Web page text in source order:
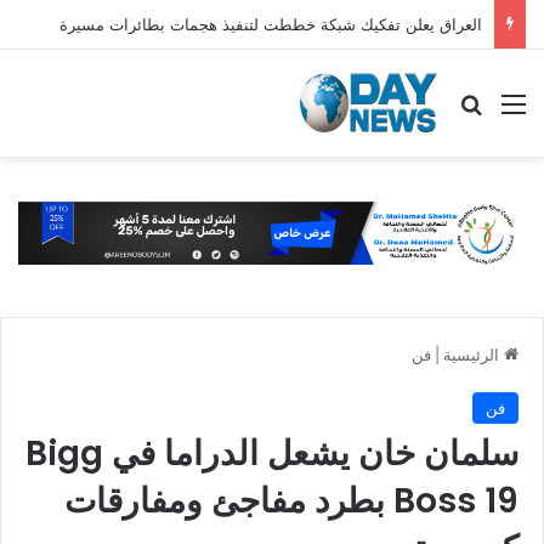
العراق يعلن تفكيك شبكة خططت لتنفيذ هجمات بطائرات مسيرة
القائمة بحث عن
الرئيسية فن
فن
سلمان خان يشعل الدراما في Bigg
Boss 19 بطرد مفاجئ ومفارقات